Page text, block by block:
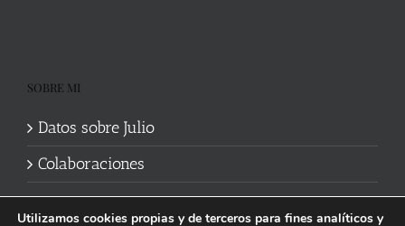
SOBRE MI
Datos sobre Julio
Colaboraciones
Utilizamos cookies propias y de terceros para fines analíticos y